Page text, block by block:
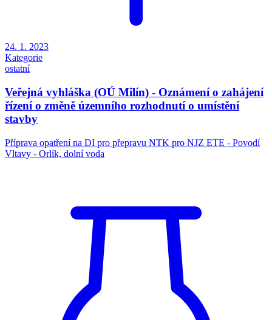
24. 1. 2023
Kategorie
ostatní
Veřejná vyhláška (OÚ Milín) - Oznámení o zahájení
řízení o změně územního rozhodnutí o umístění
stavby
Příprava opatření na DI pro přepravu NTK pro NJZ ETE - Povodí
Vltavy - Orlík, dolní voda